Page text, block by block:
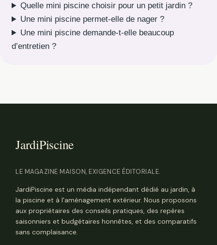
Quelle mini piscine choisir pour un petit jardin ?
Une mini piscine permet-elle de nager ?
Une mini piscine demande-t-elle beaucoup
d’entretien ?
LE MAGAZINE MAISON, EXIGENCE ÉDITORIALE.
JardiPiscine est un média indépendant dédié au jardin, à
la piscine et à l'aménagement extérieur. Nous proposons
aux propriétaires des conseils pratiques, des repères
saisonniers et budgétaires honnêtes, et des comparatifs
sans complaisance.